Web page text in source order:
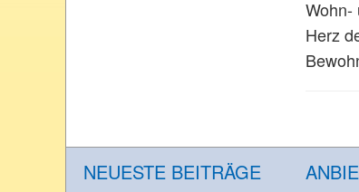
Wohn-
Herz
NEUESTE BEITRÄGE